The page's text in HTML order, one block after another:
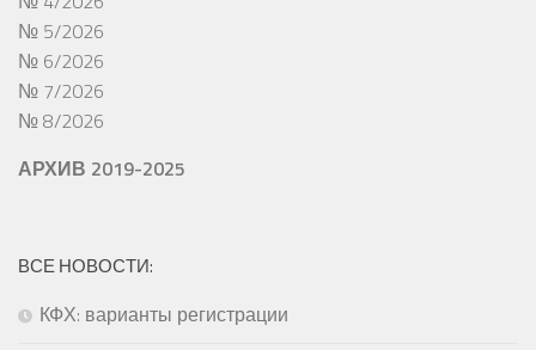
№ 5/2026
№ 6/2026
№ 7/2026
№ 8/2026
АРХИВ 2019-2025
ВСЕ НОВОСТИ:
КФХ: варианты регистрации